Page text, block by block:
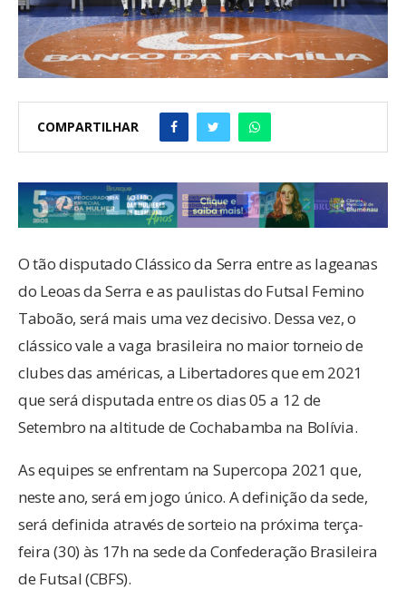
COMPARTILHAR
O tão disputado Clássico da Serra entre as lageanas
do Leoas da Serra e as paulistas do Futsal Femino
Taboão, será mais uma vez decisivo. Dessa vez, o
clássico vale a vaga brasileira no maior torneio de
clubes das américas, a Libertadores que em 2021
que será disputada entre os dias 05 a 12 de
Setembro na altitude de Cochabamba na Bolívia.
As equipes se enfrentam na Supercopa 2021 que,
neste ano, será em jogo único. A definição da sede,
será definida através de sorteio na próxima terça-
feira (30) às 17h na sede da Confederação Brasileira
de Futsal (CBFS).